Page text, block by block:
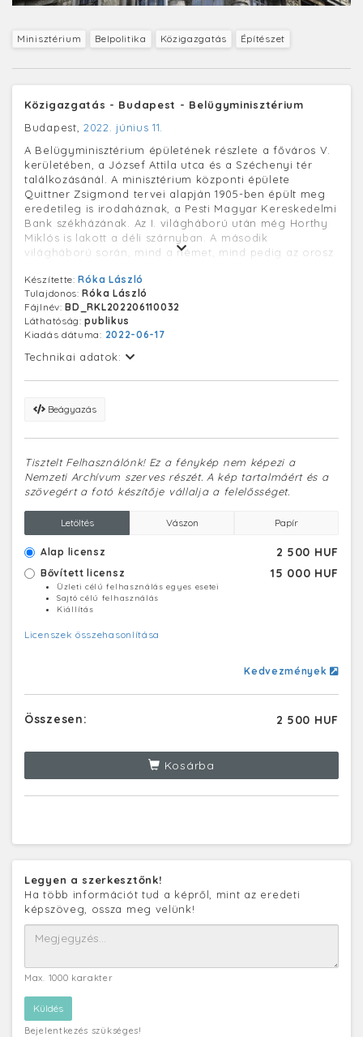
Minisztérium Belpolitika Közigazgatás Építészet
Közigazgatás - Budapest - Belügyminisztérium
Budapest, 2022. június 11.
A Belügyminisztérium épületének részlete a főváros V.
kerületében, a József Attila utca és a Széchenyi tér
találkozásánál. A minisztérium központi épülete
Quittner Zsigmond tervei alapján 1905-ben épült meg
eredetileg is irodaháznak, a Pesti Magyar Kereskedelmi
Bank székházának. Az I. világháború után még Horthy
Miklós is lakott a déli szárnyban. A második
világháború során, mind a német, mind pedig az orosz
majd az állomosítás után pedig, a
Belügyminisztériumnak és számos rendőri szervnek vált
az otthonává.
Készítette:Róka László
Tulajdonos:Róka László
Fájlnév:BD_RKL202206110032
Láthatóság:publikus
Kiadás dátuma: 2022-06-17
Technikai adatok:
Beágyazás
Tisztelt Felhasználónk! Ez a fénykép nem képezi a
Nemzeti Archívum szerves részét. A kép tartalmáért és a
szövegért a fotó készítője vállalja a felelősséget.
Letöltés Vászon Papír
Alap licensz 2 500 HUF
Bővített licensz 15 000 HUF
Üzleti célú felhasználás egyes esetei
Sajtó célú felhasználás
Kiállítás
Licenszek összehasonlítása
Kedvezmények
Összesen: 2 500 HUF
Kosárba
Legyen a szerkesztőnk!
Ha több információt tud a képről, mint az eredeti
képszöveg, ossza meg velünk!
Max. 1000 karakter
Bejelentkezés szükséges!